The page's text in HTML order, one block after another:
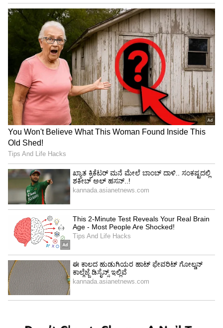
Image Credit :Amazon.in
ಚಾರ್ಜ್ ಮಾಡಬಹುದಾದ ಸ್ಮಾರ್ಟ್ ನೇಲ್ ಕಟ್ಟರ್
ಈಗಿನ ಹೆಚ್ಚಿನ ಸ್ಮಾರ್ಟ್ ನೇಲ್ ಕಟ್ಟರ್‌ಗಳು ಯುಎಸ್‌ಬಿ
ಚಾರ್ಜಿಂಗ್ ಸೌಲಭ್ಯದೊಂದಿಗೆ ಬರುತ್ತವೆ. ಇದರಿಂದ ಪದೇ
ಪದೇ ಬ್ಯಾಟರಿ ಬದಲಾಯಿಸುವ ತಲೆನೋವು ಇರುವುದಿಲ್ಲ.
ಆನ್‌ಲೈನ್ ಶಾಪಿಂಗ್ ಪ್ಲಾಟ್‌ಫಾರ್ಮ್‌ಗಳಲ್ಲಿ ಎಲ್‌ಇಡಿ ಲೈಟ್
ಇರುವ ಸ್ಮಾರ್ಟ್ ನೇಲ್ ಕಟ್ಟರ್‌ಗಳು ಸುಲಭವಾಗಿ ಸಿಗುತ್ತವೆ.
ಇವುಗಳಲ್ಲಿ 3 ಸ್ಪೀಡ್ ಸೆಟ್ಟಿಂಗ್, ಆಟೋ ನೇಲ್ ಟ್ರಿಮ್ಮಿಂಗ್
ಮತ್ತು ಸೇಫ್ ನೇಲ್ ಪಾಲಿಶಿಂಗ್‌ನಂತಹ ಫೀಚರ್‌ಗಳಿರುತ್ತವೆ.
ಇವುಗಳ ಆರಂಭಿಕ ಬೆಲೆ ಸುಮಾರು ₹349 ರಿಂದ
ಶುರುವಾಗಬಹುದು.